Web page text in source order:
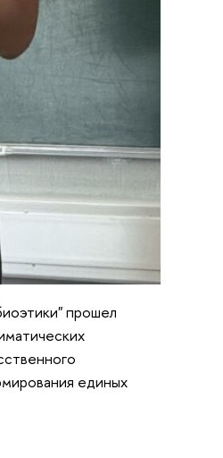
прошел
единых